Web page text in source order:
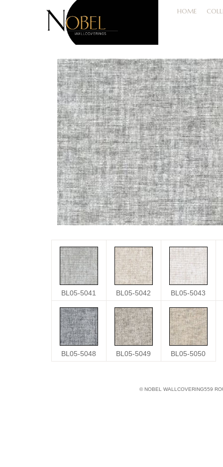
HOME
BL05-5041 BL05-5042 BL05-5043
BL05-5048 BL05-5049 BL05-5050
© NOBEL WALLCOVERING559